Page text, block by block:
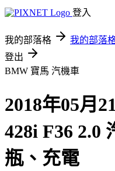
登入
我的部落格 我的部落
登出
BMW 寶馬 汽機車
2018年05月
428i F36 2.0
瓶、充電